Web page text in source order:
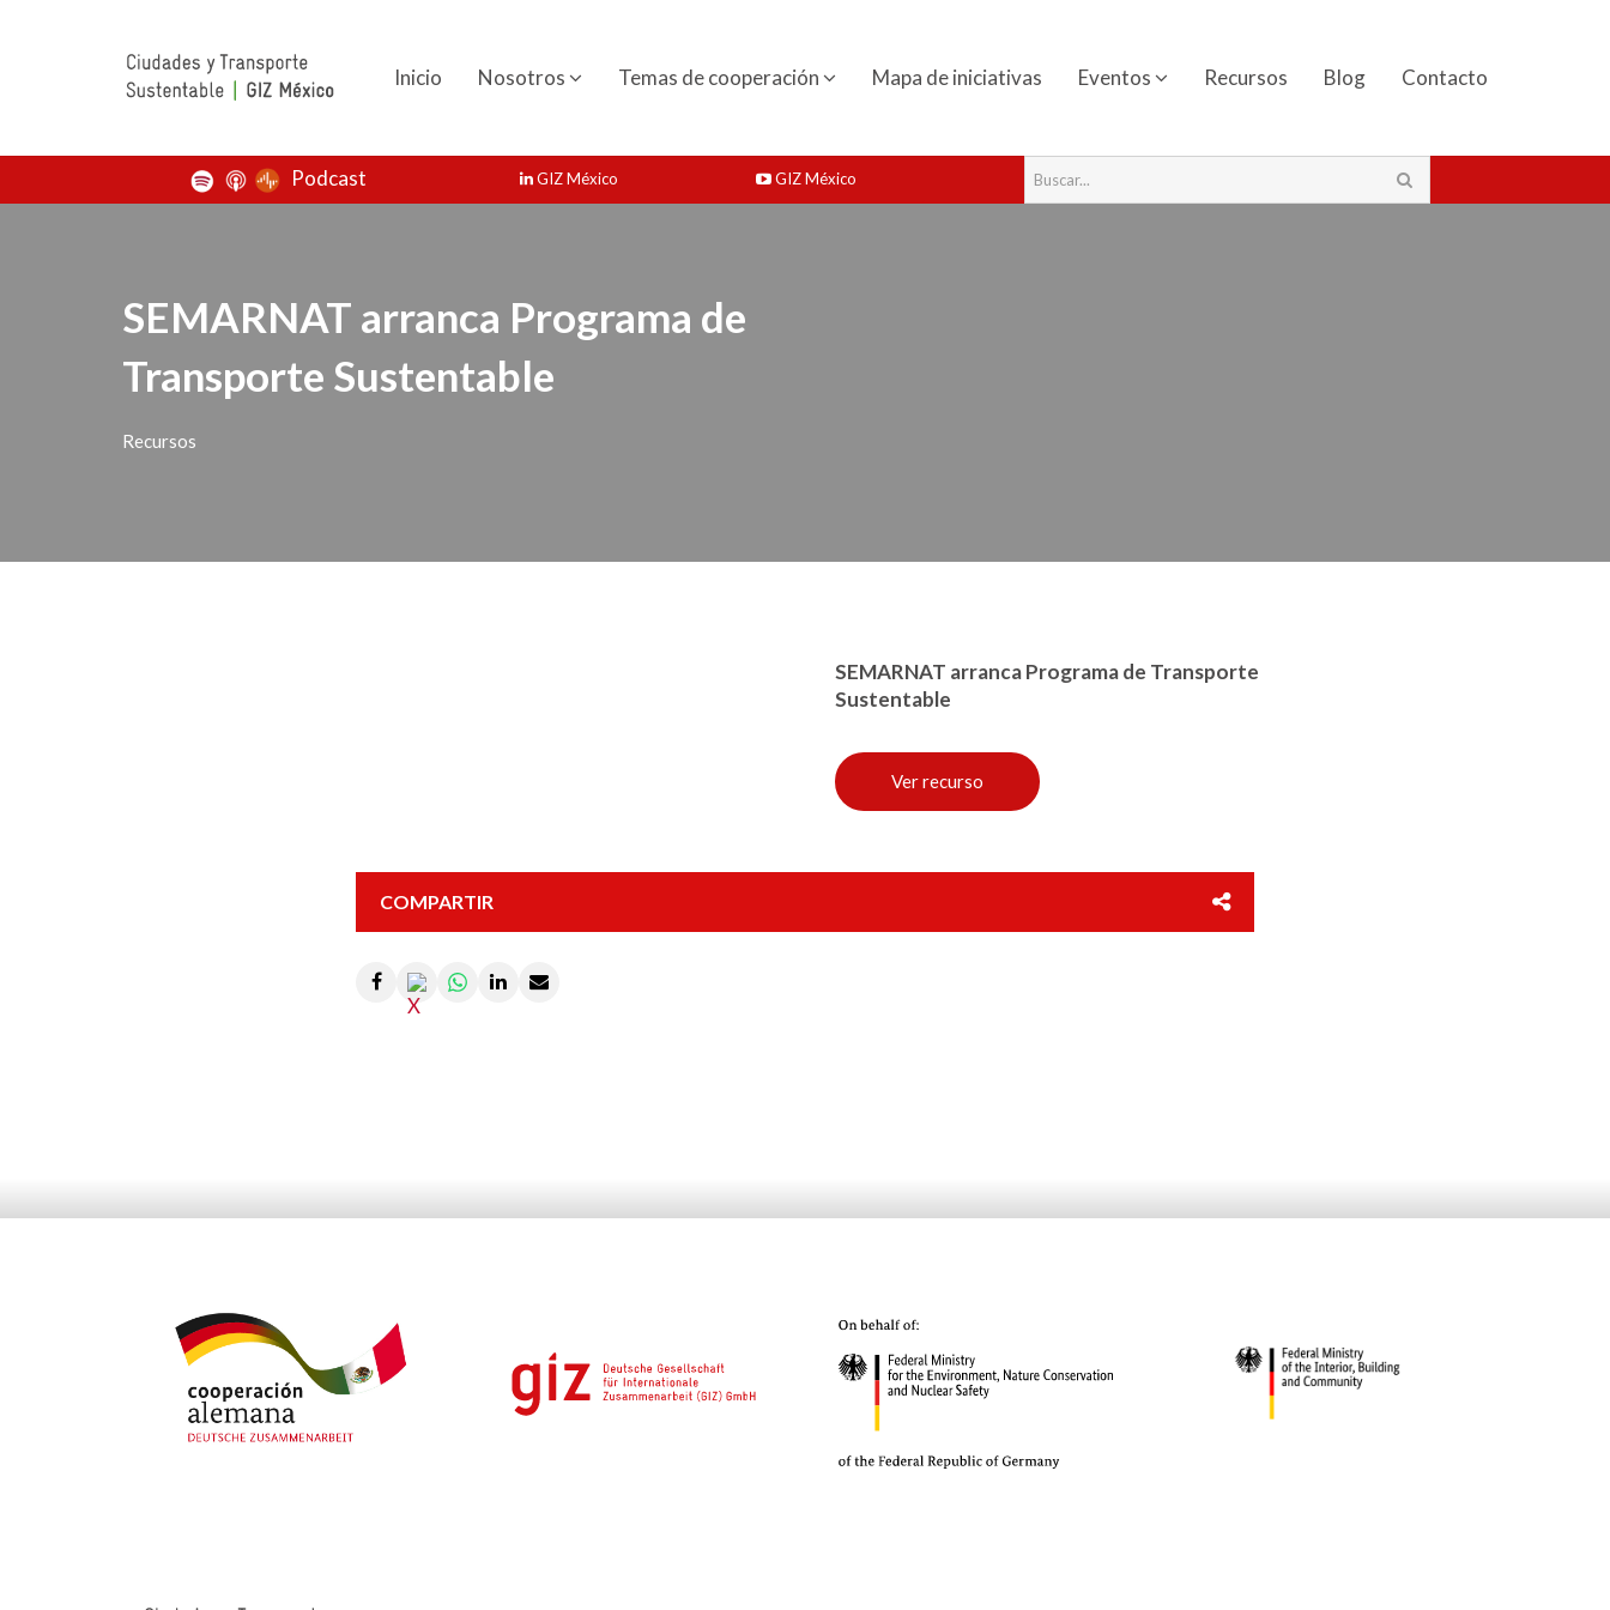
Inicio Nosotros Temas de cooperación Mapa de iniciativas Eventos Recursos Blog Contacto
Podcast GIZ México GIZ México
SEMARNAT arranca Programa de
Transporte Sustentable
Recursos
SEMARNAT arranca Programa de Transporte
Sustentable
Ver recurso
COMPARTIR